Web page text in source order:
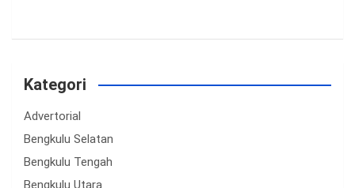
Kategori
Advertorial
Bengkulu Selatan
Bengkulu Tengah
Bengkulu Utara